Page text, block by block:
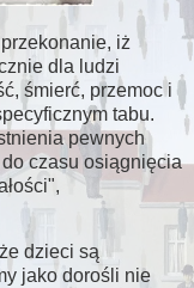
iż
dla ludzi
śmierć, przemoc i
tabu.
pewnych
czasu osiągnięcia
dzieci są
jako dorośli nie